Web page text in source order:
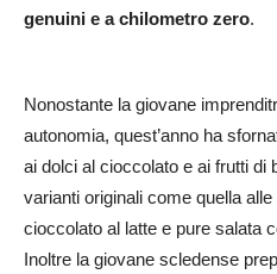
genuini e a chilometro zero.
Nonostante la giovane
autonomia, quest’anno ha
ai dolci al cioccolato e ai frutti di
varianti originali come quella
cioccolato al latte e pure salata
Inoltre la giovane scledense